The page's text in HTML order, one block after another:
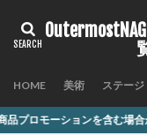
HOME 美術 ステージ
む場合があります